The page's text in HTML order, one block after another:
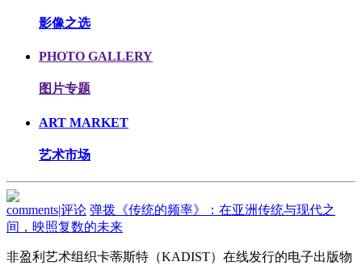
影像之选
PHOTO GALLERY
图片专题
ART MARKET
艺术市场
comments|评论 弹拨《传统的频率》：在亚洲传统与现代之
间，映照复数的未来
非盈利艺术组织卡蒂斯特（KADIST）在线发行的电子出版物